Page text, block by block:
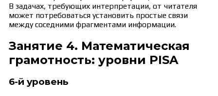
В задачах, требующих интерпретации, от читателя
может потребоваться установить простые связи
между соседними фрагментами информации.
Занятие 4. Математическая
грамотность: уровни PISA
6-й уровень